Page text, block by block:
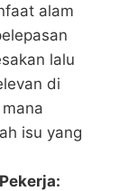
alam
lalu
di
isu yang